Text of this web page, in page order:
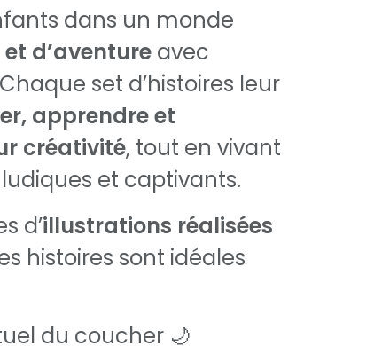
dans un monde
d’aventure avec
set d’histoires leur
apprendre et
créativité, tout en vivant
et captivants.
d’illustrations réalisées
histoires sont idéales
du coucher 🌙